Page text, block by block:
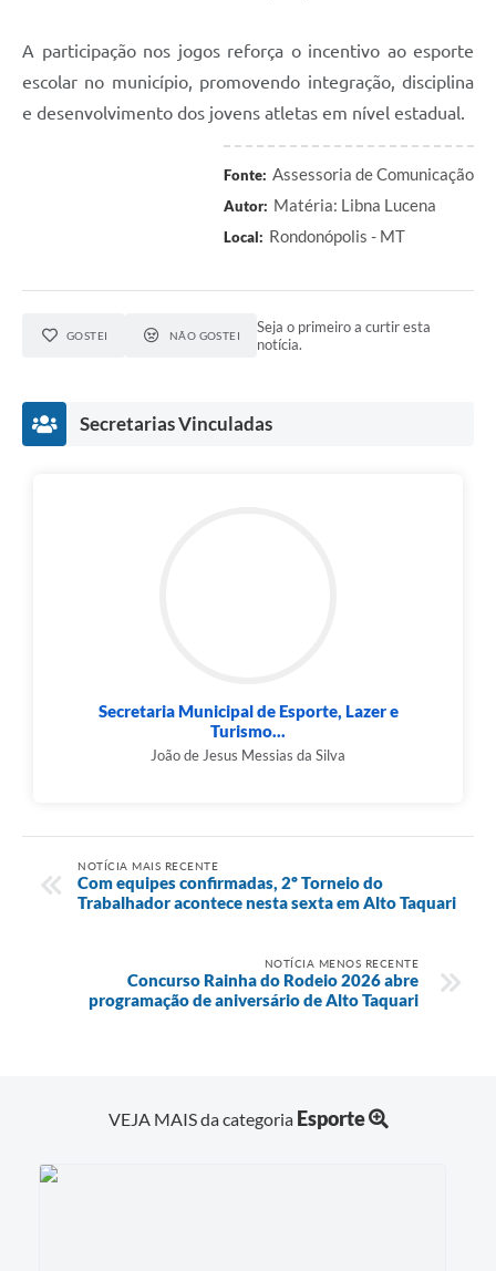
A participação nos jogos reforça o incentivo ao esporte
escolar no município, promovendo integração, disciplina
e desenvolvimento dos jovens atletas em nível estadual.
Fonte: Assessoria de Comunicação
Autor: Matéria: Libna Lucena
Local: Rondonópolis - MT
GOSTEI NÃO GOSTEI
Seja o primeiro a curtir esta
notícia.
Secretarias Vinculadas
Secretaria Municipal de Esporte, Lazer e
Turismo...
João de Jesus Messias da Silva
NOTÍCIA MAIS RECENTE
Com equipes confirmadas, 2º Torneio do
Trabalhador acontece nesta sexta em Alto Taquari
NOTÍCIA MENOS RECENTE
Concurso Rainha do Rodeio 2026 abre
programação de aniversário de Alto Taquari
VEJA MAIS da categoria Esporte